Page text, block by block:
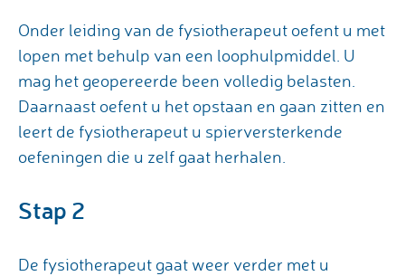
Onder leiding van de fysiotherapeut oefent u met
lopen met behulp van een loophulpmiddel. U
mag het geopereerde been volledig belasten.
Daarnaast oefent u het opstaan en gaan zitten en
leert de fysiotherapeut u spierversterkende
oefeningen die u zelf gaat herhalen.
Stap 2
De fysiotherapeut gaat weer verder met u